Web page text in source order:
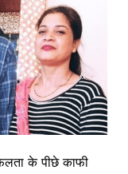
के पीछे काफी